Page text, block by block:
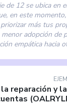
de 12 se ubica en
en este
más tus
adopción de
empática hacia
reparación y la
(